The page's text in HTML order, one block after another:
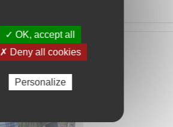
✓ OK, accept all
✗ Deny all cookies
Personalize